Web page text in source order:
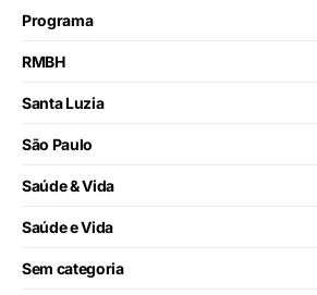
Programa
RMBH
Santa Luzia
São Paulo
Saúde & Vida
Saúde e Vida
Sem categoria